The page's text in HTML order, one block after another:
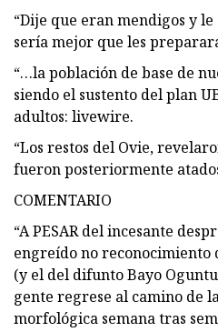
“Dije que eran mendigos y
sería mejor que les
“…la población de base de
siendo el sustento del plan
adultos: livewire.
“Los restos del Ovie,
fueron posteriormente
COMENTARIO
“A PESAR del incesante
engreído no reconocimiento
(y el del difunto Bayo
gente regrese al camino de
morfológica semana tras